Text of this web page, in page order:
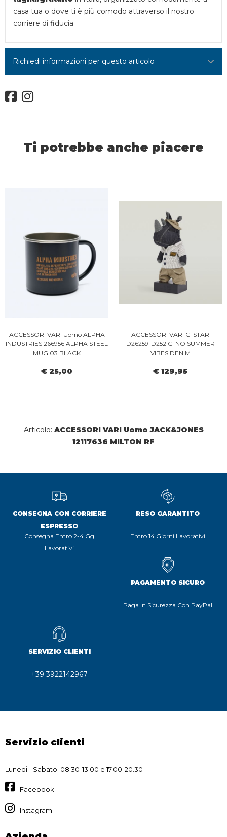
casa tua o dove ti è più comodo attraverso il nostro
corriere di fiducia
Richiedi informazioni per questo articolo
Ti potrebbe anche piacere
ACCESSORI VARI Uomo ALPHA
INDUSTRIES 266956 ALPHA STEEL
MUG 03 BLACK
€ 25,00
ACCESSORI VARI G-STAR
D26259-D252 G-NO SUMMER
VIBES DENIM
€ 129,95
Articolo: ACCESSORI VARI Uomo JACK&JONES
12117636 MILTON RF
CONSEGNA CON CORRIERE
ESPRESSO
Consegna Entro 2-4 Gg
Lavorativi
RESO GARANTITO
Entro 14 Giorni Lavorativi
PAGAMENTO SICURO
Paga In Sicurezza Con PayPal
SERVIZIO CLIENTI
+39 3922142967
Servizio clienti
Lunedi - Sabato: 08.30-13.00 e 17.00-20.30
Facebook
Instagram